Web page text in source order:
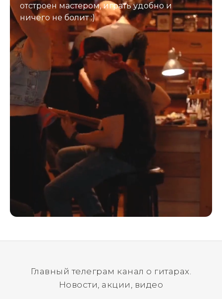
отстроен мастером, играть удобно и
ничего не болит :)
Главный телеграм канал о гитарах.
Новости, акции, видео